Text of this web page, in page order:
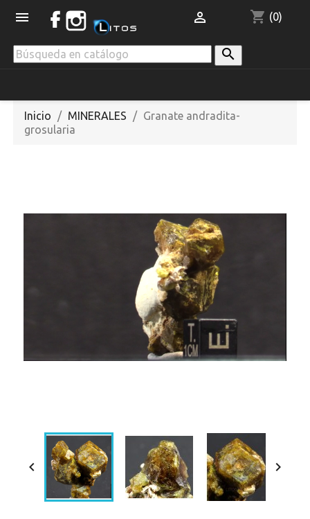
 shopping_cart (0)


Inicio MINERALES
Granate andradita-
grosularia
 